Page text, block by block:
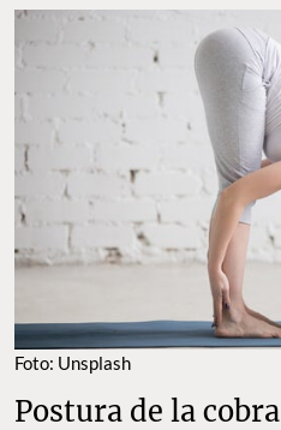
Foto: Unsplash
Postura de la cobra